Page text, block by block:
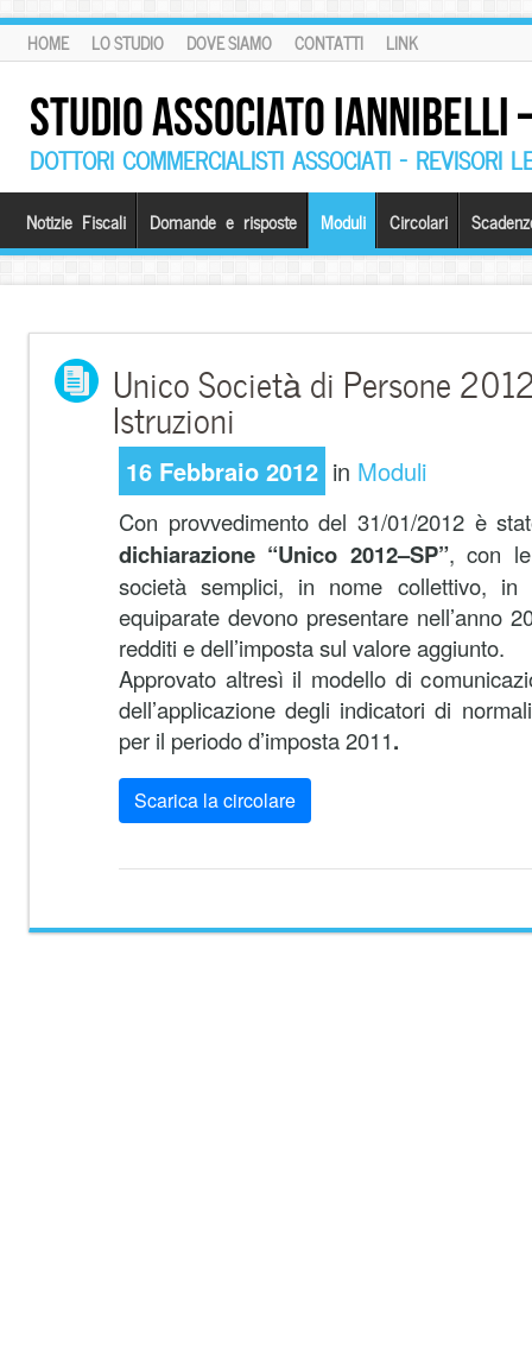
HOME LO STUDIO DOVE SIAMO CONTATTI LINK
STUDIO ASSOCIATO
DOTTORI COMMERCIALISTI ASSOCIATI – REVISORI
Notizie Fiscali Domande e risposte Moduli Circolari
Unico Società di Persone
Istruzioni
16 Febbraio 2012 in Moduli
Con provvedimento del 31/01/2012 è
dichiarazione “Unico 2012–SP”, con
società semplici, in nome collettivo, in
equiparate devono presentare nell’anno
redditi e dell’imposta sul valore aggiunto.
Approvato altresì il modello di
dell’applicazione degli indicatori di
per il periodo d’imposta 2011.
Scarica la circolare